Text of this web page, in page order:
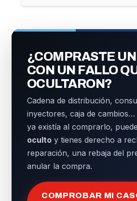
¿COMPRASTE
CON UN FALLO
OCULTARON?
Cadena de distribución,
inyectores, caja de cambios…
ya existía al comprarlo,
oculto y tienes derecho a
reparación, una rebaja del
anular la compra.
COMPROBAR MI